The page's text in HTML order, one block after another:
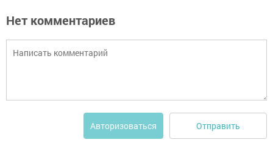
Нет комментариев
Авторизоваться Отправить